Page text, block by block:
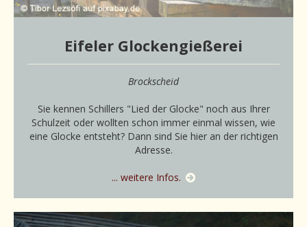
Eifeler Glockengießerei
Brockscheid
Sie kennen Schillers "Lied der Glocke" noch aus Ihrer
Schulzeit oder wollten schon immer einmal wissen, wie
eine Glocke entsteht? Dann sind Sie hier an der richtigen
Adresse.
... weitere Infos.